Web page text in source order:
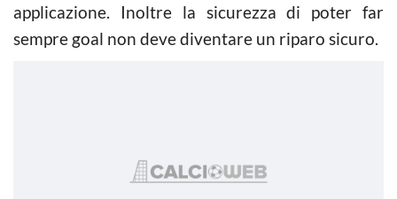
applicazione. Inoltre la sicurezza di poter far
sempre goal non deve diventare un riparo sicuro.